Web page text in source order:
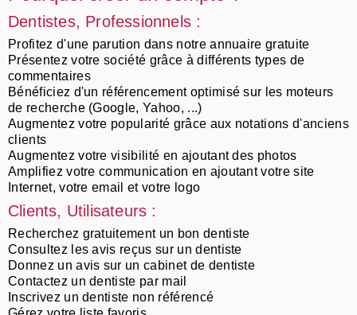
Dentistes, Professionnels :
Profitez d'une parution dans notre annuaire gratuite
Présentez votre société grâce à différents types de
commentaires
Bénéficiez d'un référencement optimisé sur les moteurs
de recherche (Google, Yahoo, ...)
Augmentez votre popularité grâce aux notations d'anciens
clients
Augmentez votre visibilité en ajoutant des photos
Amplifiez votre communication en ajoutant votre site
Internet, votre email et votre logo
Clients, Utilisateurs :
Recherchez gratuitement un bon dentiste
Consultez les avis reçus sur un dentiste
Donnez un avis sur un cabinet de dentiste
Contactez un dentiste par mail
Inscrivez un dentiste non référencé